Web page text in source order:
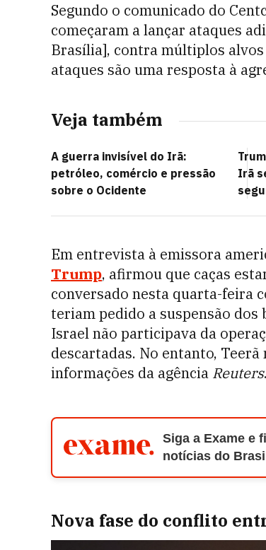
Segundo o comunicado do
começaram a lançar ataques
Brasília], contra múltiplos
ataques são uma resposta à
Veja também
A guerra invisível do Irã:
petróleo, comércio e pressão
sobre o Ocidente
Irã
Em entrevista à emissora
Trump, afirmou que caças
conversado nesta quarta-feira
teriam pedido a suspensão
Israel não participava da
descartadas. No entanto,
informações da agência Reuters.
Siga a Exame e
notícias do
Nova fase do conflito